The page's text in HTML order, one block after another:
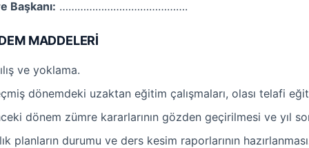
Başkanı: …………………………………….
MADDELERİ
ve yoklama.
dönemdeki uzaktan eğitim çalışmaları, olası telafi
dönem zümre kararlarının gözden geçirilmesi ve yıl
planların durumu ve ders kesim raporlarının